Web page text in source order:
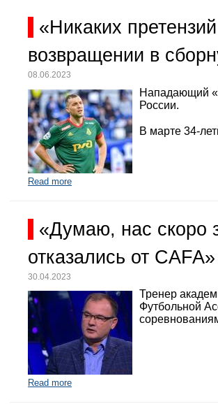
«Никаких
возвращении в
08.06.2023
Нападающий
России.
В марте 34-
Read more
«Думаю, нас скоро
отказались от
30.04.2023
Тренер
Футбольной
Read more